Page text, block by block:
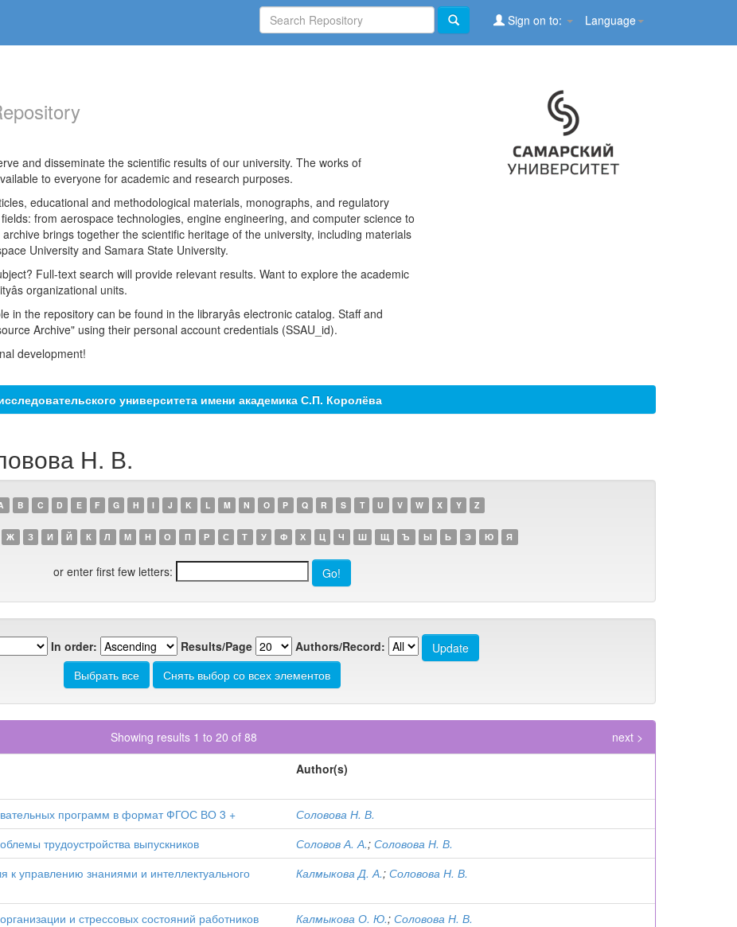
Language
Sign on to:
and disseminate the scientific results of our university. The works of
to everyone for academic and research purposes.
educational and methodological materials, monographs, and regulatory
from aerospace technologies, engine engineering, and computer science to
brings together the scientific heritage of the university, including materials
University and Samara State University.
Full-text search will provide relevant results. Want to explore the academic
organizational units.
the repository can be found in the libraryâs electronic catalog. Staff and
Archive" using their personal account credentials (SSAU_id).
development!
университета имени академика С.П. Королёва
Н. В.
B C D E F G H I J K L M N O P Q R S T U V W X Y Z
Ж З И Й К Л М Н О П Р С Т У Ф Х Ц Ч Ш Щ Ъ Ы Ь Э Ю Я
or enter first few letters:
In order: Results/Page Authors/Record:
Showing results 1 to 20 of 88
next >
Author(s)
программ в формат ФГОС ВО 3 +
Соловова Н. В.
трудоустройства выпускников Соловов А. А.; Соловова Н. В.
к управлению знаниями и интеллектуального
Калмыкова Д. А.; Соловова Н. В.
и стрессовых состояний работников Калмыкова О. Ю.; Соловова Н. В.